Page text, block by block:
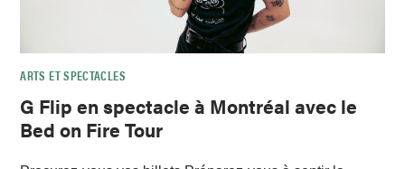
ARTS ET SPECTACLES
G Flip en spectacle à Montréal avec le
Bed on Fire Tour